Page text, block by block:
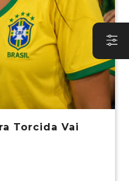
Torcida Vai